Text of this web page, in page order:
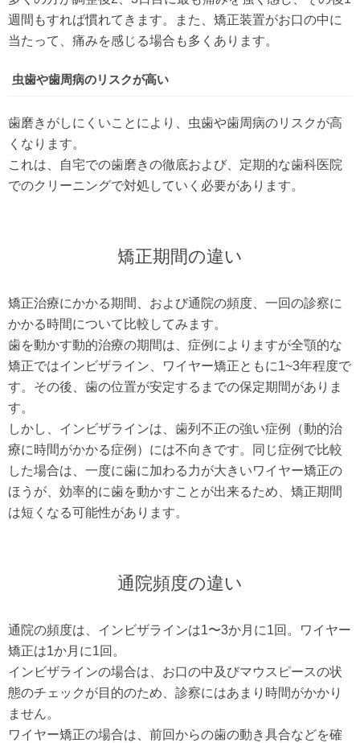
週間もすれば慣れてきます。また、矯正装置がお口の中に
当たって、痛みを感じる場合も多くあります。
虫歯や歯周病のリスクが高い
歯磨きがしにくいことにより、虫歯や歯周病のリスクが高
くなります。
これは、自宅での歯磨きの徹底および、定期的な歯科医院
でのクリーニングで対処していく必要があります。
矯正期間の違い
矯正治療にかかる期間、および通院の頻度、一回の診察に
かかる時間について比較してみます。
歯を動かす動的治療の期間は、症例によりますが全顎的な
矯正ではインビザライン、ワイヤー矯正ともに1~3年程度で
す。その後、歯の位置が安定するまでの保定期間がありま
す。
しかし、インビザラインは、歯列不正の強い症例（動的治
療に時間がかかる症例）には不向きです。同じ症例で比較
した場合は、一度に歯に加わる力が大きいワイヤー矯正の
ほうが、効率的に歯を動かすことが出来るため、矯正期間
は短くなる可能性があります。
通院頻度の違い
通院の頻度は、インビザラインは1〜3か月に1回。ワイヤー
矯正は1か月に1回。
インビザラインの場合は、お口の中及びマウスピースの状
態のチェックが目的のため、診察にはあまり時間がかかり
ません。
ワイヤー矯正の場合は、前回からの歯の動き具合などを確